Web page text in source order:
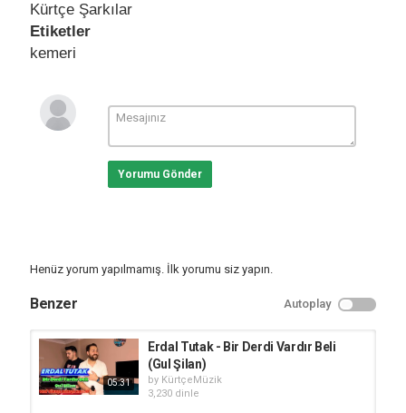
Kürtçe Şarkılar
Etiketler
kemeri
Yorumu Gönder
Henüz yorum yapılmamış. İlk yorumu siz yapın.
Benzer Autoplay
05:31
Erdal Tutak - Bir Derdi Vardır Beli
(Gul Şilan)
by KürtçeMüzik
3,230 dinle